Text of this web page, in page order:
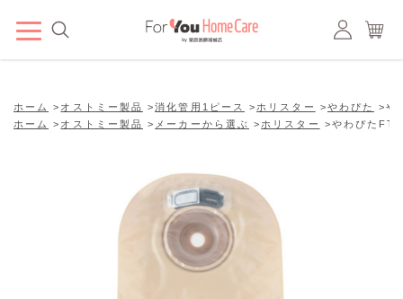
ホーム > オストミー製品 >消化管用1ピース > ホリスター >やわぴた >や
ホーム
> オストミー製品 > メーカーから選ぶ > ホリスター >やわぴたFT